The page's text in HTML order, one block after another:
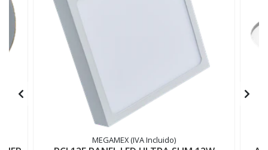
MEGAMEX (IVA Incluido)